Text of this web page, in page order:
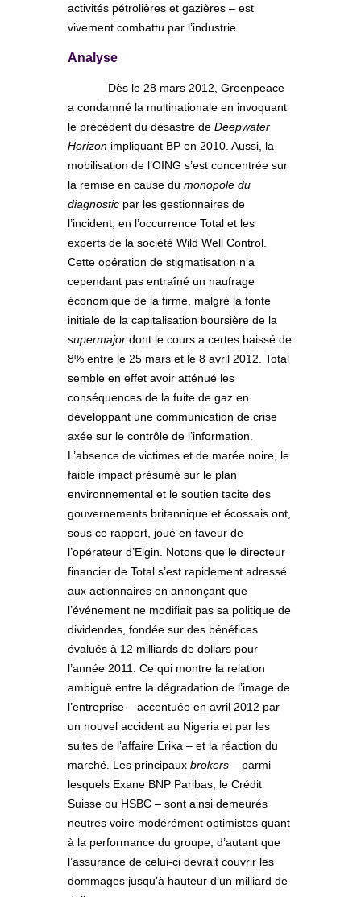
activités pétrolières et gazières – est
vivement combattu par l’industrie.
Analyse
Dès le 28 mars 2012, Greenpeace
a condamné la multinationale en invoquant
le précédent du désastre de Deepwater
Horizon impliquant BP en 2010. Aussi, la
mobilisation de l’OING s’est concentrée sur
la remise en cause du monopole du
diagnostic par les gestionnaires de
l’incident, en l’occurrence Total et les
experts de la société Wild Well Control.
Cette opération de stigmatisation n’a
cependant pas entraîné un naufrage
économique de la firme, malgré la fonte
initiale de la capitalisation boursière de la
supermajor dont le cours a certes baissé de
8% entre le 25 mars et le 8 avril 2012. Total
semble en effet avoir atténué les
conséquences de la fuite de gaz en
développant une communication de crise
axée sur le contrôle de l’information.
L’absence de victimes et de marée noire, le
faible impact présumé sur le plan
environnemental et le soutien tacite des
gouvernements britannique et écossais ont,
sous ce rapport, joué en faveur de
l’opérateur d’Elgin. Notons que le directeur
financier de Total s’est rapidement adressé
aux actionnaires en annonçant que
l’événement ne modifiait pas sa politique de
dividendes, fondée sur des bénéfices
évalués à 12 milliards de dollars pour
l’année 2011. Ce qui montre la relation
ambiguë entre la dégradation de l’image de
l’entreprise – accentuée en avril 2012 par
un nouvel accident au Nigeria et par les
suites de l’affaire Erika – et la réaction du
marché. Les principaux brokers – parmi
lesquels Exane BNP Paribas, le Crédit
Suisse ou HSBC – sont ainsi demeurés
neutres voire modérément optimistes quant
à la performance du groupe, d’autant que
l’assurance de celui-ci devrait couvrir les
dommages jusqu’à hauteur d’un milliard de